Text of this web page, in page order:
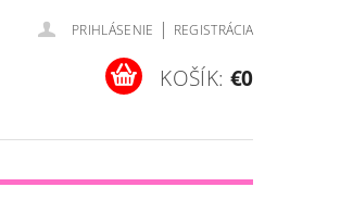
PRIHLÁSENIE | REGISTRÁCIA
KOŠÍK: €0